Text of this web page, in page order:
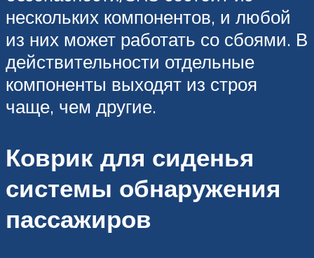
нескольких компонентов, и любой
из них может работать со сбоями. В
действительности отдельные
компоненты выходят из строя
чаще, чем другие.
Коврик для сиденья
системы обнаружения
пассажиров